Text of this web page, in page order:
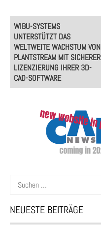
Post
navigation
WIBU-SYSTEMS
UNTERSTÜTZT DAS
WELTWEITE WACHSTUM VON
PLANTSTREAM MIT SICHERER
LIZENZIERUNG IHRER 3D-
CAD-SOFTWARE
Suchen
nach:
NEUESTE BEITRÄGE